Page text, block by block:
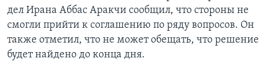
дел Ирана Аббас Аракчи сообщил, что стороны не
смогли прийти к соглашению по ряду вопросов. Он
также отметил, что не может обещать, что решение
будет найдено до конца дня.